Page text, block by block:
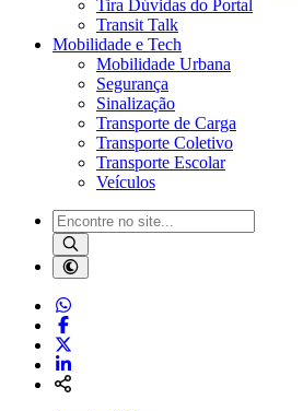
Tira Dúvidas do Portal
Transit Talk
Mobilidade e Tech
Mobilidade Urbana
Segurança
Sinalização
Transporte de Carga
Transporte Coletivo
Transporte Escolar
Veículos